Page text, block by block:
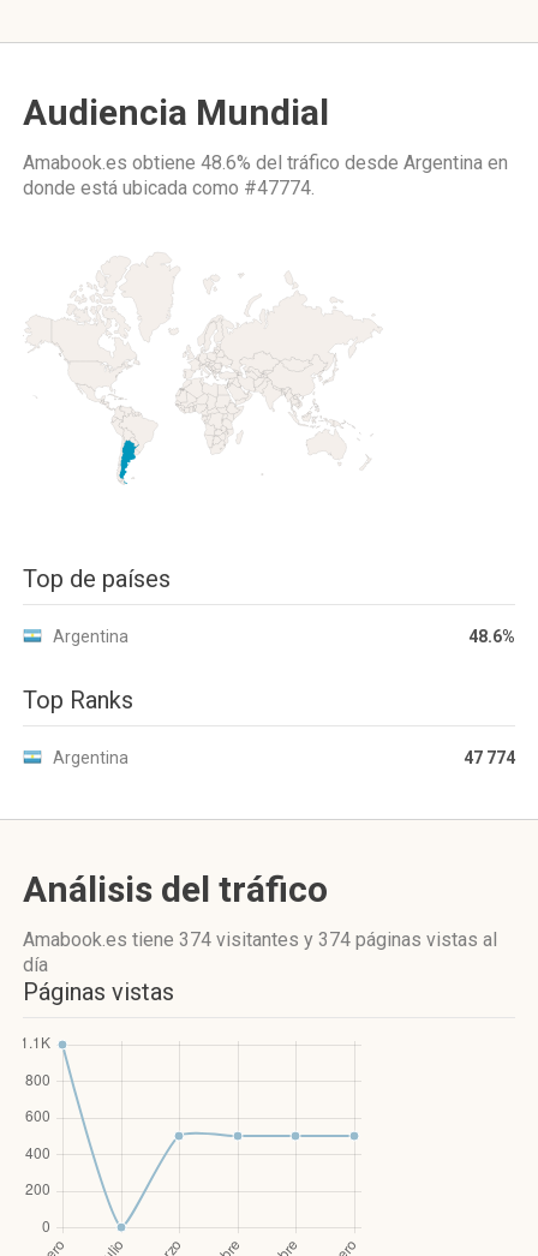
Audiencia Mundial
Amabook.es obtiene 48.6% del tráfico desde Argentina en
donde está ubicada como #47774.
Top de países
Argentina 48.6%
Top Ranks
Argentina 47 774
Análisis del tráfico
Amabook.es tiene 374 visitantes y 374 páginas vistas al
día
Páginas vistas